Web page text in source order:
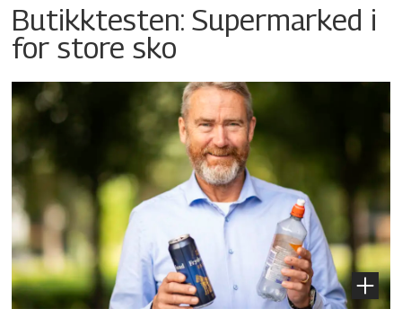
Butikktesten: Supermarked i
for store sko